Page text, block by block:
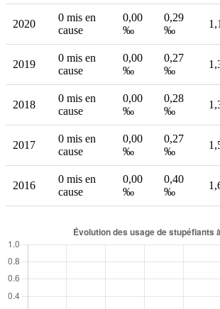
2020
0 mis en
cause
0,00
‰
0,29
‰
2019
0 mis en
cause
0,00
‰
0,27
‰
2018
0 mis en
cause
0,00
‰
0,28
‰
2017
0 mis en
cause
0,00
‰
0,27
‰
2016
0 mis en
cause
0,00
‰
0,40
‰